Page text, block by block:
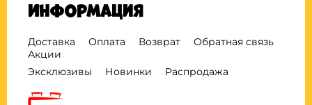
Информация
Доставка Оплата Возврат
Обратная связь
Акции
Эксклюзивы
Новинки Распродажа